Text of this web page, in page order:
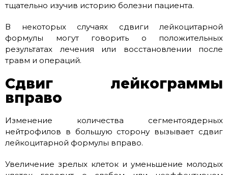
тщательно изучив историю болезни пациента.
В некоторых случаях сдвиги лейкоцитарной
формулы могут говорить о положительных
результатах лечения или восстановлении после
травм и операций.
Сдвиг лейкограммы
вправо
Изменение количества сегментоядерных
нейтрофилов в большую сторону вызывает сдвиг
лейкоцитарной формулы вправо.
Увеличение зрелых клеток и уменьшение молодых